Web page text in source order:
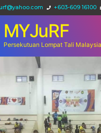
+603-609 16100
MYJuRF
Persekutuan Lompat Tali Malaysia